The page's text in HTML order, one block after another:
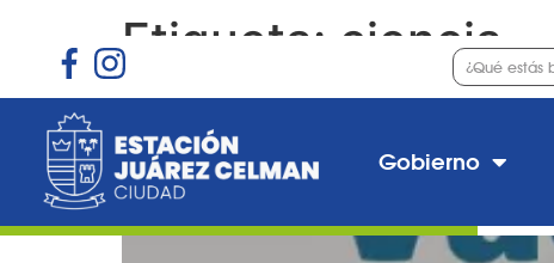
Gobierno
Etiqueta: ciencia
Vacunación antigripal